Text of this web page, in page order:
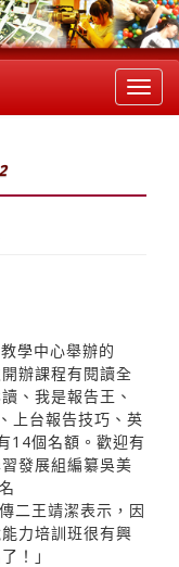
學中心舉辦的
辦課程有閱讀全
、我是報告王、
上台報告技巧、英
14個名額。歡迎有
發展組編纂吳美
王靖潔表示，因
力培訓班很有興
！」